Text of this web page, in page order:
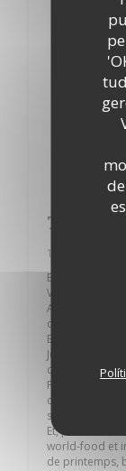
Tao-Yin
19/12/2017
En chinois
Voilà vingt cinq
Andy Shan se
de justice.
Et qu’ils
Jusqu’ici rien
de cuisine
Pas de cuisine
coréenne mais
spécialités du
Et, pour
world-food et
de printemps,